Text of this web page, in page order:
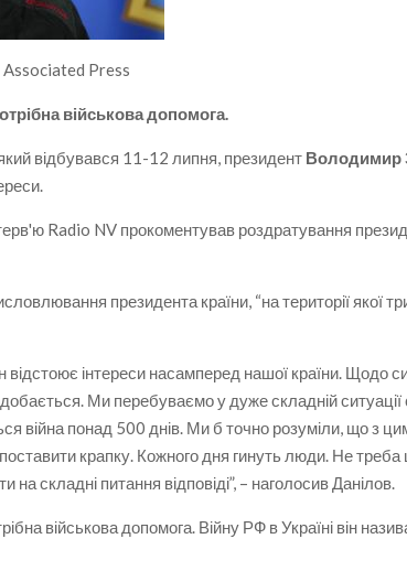
Press
військова допомога.
відбувався 11-12 липня, президент Володимир
Radio NV прокоментував роздратування
президента країни, “на території якої
відстоює інтереси насамперед нашої країни. Щодо
Ми перебуваємо у дуже складній ситуації
війна понад 500 днів. Ми б точно розуміли, що з
крапку. Кожного дня гинуть люди. Не треба
на складні питання відповіді”, – наголосив Данілов.
військова допомога. Війну РФ в Україні він